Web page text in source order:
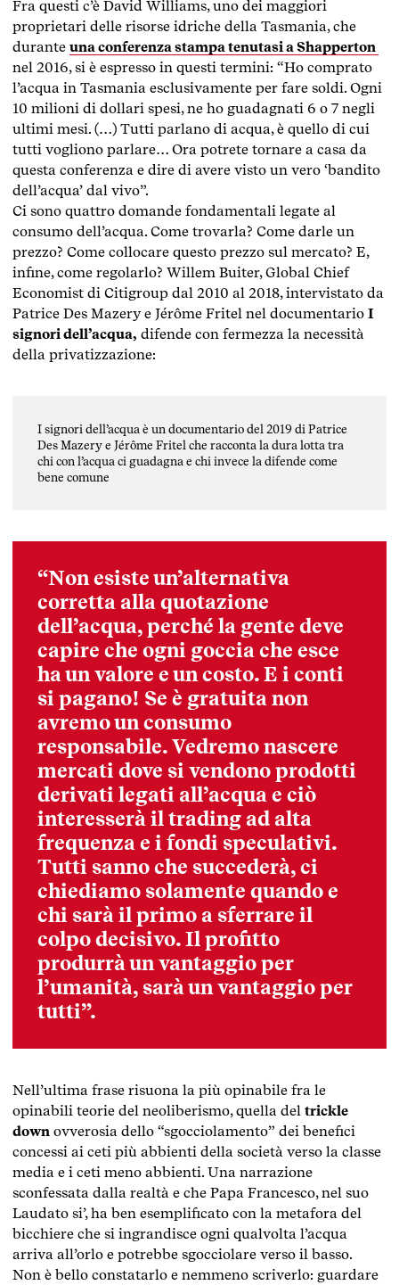
Fra questi c’è David Williams, uno dei maggiori
proprietari delle risorse idriche della Tasmania, che
durante una conferenza stampa tenutasi a Shapperton
nel 2016, si è espresso in questi termini: “Ho comprato
l’acqua in Tasmania esclusivamente per fare soldi. Ogni
10 milioni di dollari spesi, ne ho guadagnati 6 o 7 negli
ultimi mesi. (…) Tutti parlano di acqua, è quello di cui
tutti vogliono parlare… Ora potrete tornare a casa da
questa conferenza e dire di avere visto un vero ‘bandito
dell’acqua’ dal vivo”.
Ci sono quattro domande fondamentali legate al
consumo dell’acqua. Come trovarla? Come darle un
prezzo? Come collocare questo prezzo sul mercato? E,
infine, come regolarlo? Willem Buiter, Global Chief
Economist di Citigroup dal 2010 al 2018, intervistato da
Patrice Des Mazery e Jérôme Fritel nel documentario I
signori dell’acqua, difende con fermezza la necessità
della privatizzazione:
I signori dell’acqua è un documentario del 2019 di Patrice
Des Mazery e Jérôme Fritel che racconta la dura lotta tra
chi con l’acqua ci guadagna e chi invece la difende come
bene comune
“Non esiste un’alternativa
corretta alla quotazione
dell’acqua, perché la gente deve
capire che ogni goccia che esce
ha un valore e un costo. E i conti
si pagano! Se è gratuita non
avremo un consumo
responsabile. Vedremo nascere
mercati dove si vendono prodotti
derivati legati all’acqua e ciò
interesserà il trading ad alta
frequenza e i fondi speculativi.
Tutti sanno che succederà, ci
chiediamo solamente quando e
chi sarà il primo a sferrare il
colpo decisivo. Il profitto
produrrà un vantaggio per
l’umanità, sarà un vantaggio per
tutti”.
Nell’ultima frase risuona la più opinabile fra le
opinabili teorie del neoliberismo, quella del trickle
down ovverosia dello “sgocciolamento” dei benefici
concessi ai ceti più abbienti della società verso la classe
media e i ceti meno abbienti. Una narrazione
sconfessata dalla realtà e che Papa Francesco, nel suo
Laudato si’, ha ben esemplificato con la metafora del
bicchiere che si ingrandisce ogni qualvolta l’acqua
arriva all’orlo e potrebbe sgocciolare verso il basso.
Non è bello constatarlo e nemmeno scriverlo: guardare